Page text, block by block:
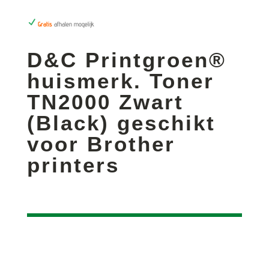
N Gratis afhalen mogelijk
D&C Printgroen®
huismerk. Toner
TN2000 Zwart
(Black) geschikt
voor Brother
printers